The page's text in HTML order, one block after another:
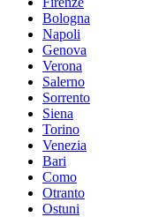
Bologna
Napoli
Genova
Verona
Salerno
Sorrento
Siena
Torino
Venezia
Bari
Como
Otranto
Ostuni